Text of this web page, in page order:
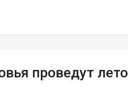
проведут лето